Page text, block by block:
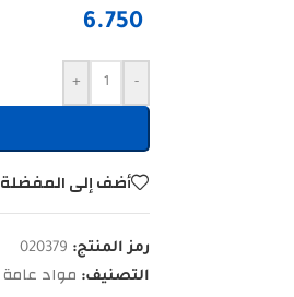
6.750
-
+
أضف إلى المفضلة
رمز المنتج: 020379
التصنيف: مواد عامة